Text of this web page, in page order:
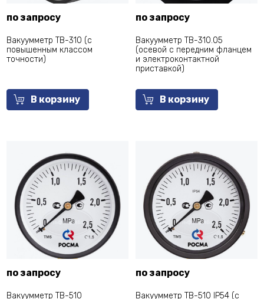
по запросу
Вакуумметр ТВ-310 (с
повышенным классом
точности)
В корзину
по запросу
Вакуумметр ТВ-310.05
(осевой с передним фланцем
и электроконтактной
приставкой)
В корзину
по запросу
Вакуумметр ТВ-510
по запросу
Вакуумметр ТВ-510 IP54 (с